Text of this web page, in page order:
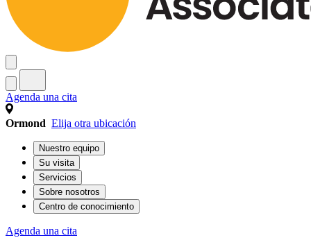
Agenda una cita
Ormond Elija otra ubicación
Nuestro equipo
Su visita
Servicios
Sobre nosotros
Centro de conocimiento
Agenda una cita